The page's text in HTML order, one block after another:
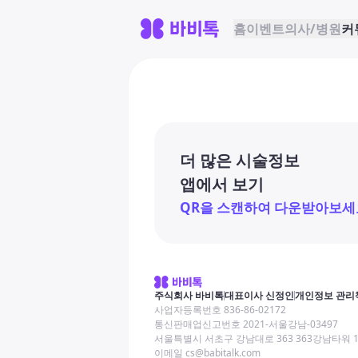
홈이벤트의사/병원커
더 많은 시술정보
앱에서 보기
QR을 스캔하여 다운받아보세
주식회사 바비톡대표이사 신정인개인정보 관리
사업자등록번호 836-86-02172
통신판매업신고번호 2021-서울강남-03497
서울특별시 서초구 강남대로 363 363강남타워
이메일 cs@babitalk.com